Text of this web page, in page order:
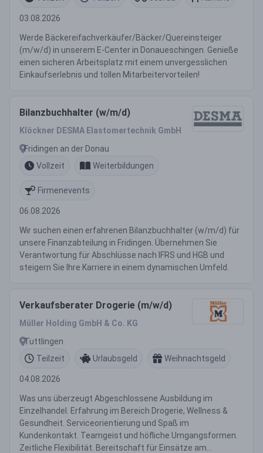
03.08.2026
Werde Bäckereifachverkäufer/Bäcker/Quereinsteiger
(m/w/d) in unserem E-Center in Donaueschingen. Genieße
einen sicheren Arbeitsplatz mit einem unvergesslichen
Einkaufserlebnis und tollen Mitarbeitervorteilen!
Bilanzbuchhalter (w/m/d)
Klöckner DESMA Elastomertechnik GmbH
Fridingen an der Donau
Vollzeit
Weiterbildungen
Firmenevents
06.08.2026
Wir suchen einen erfahrenen Bilanzbuchhalter (w/m/d) für
unsere Finanzabteilung in Fridingen. Übernehmen Sie
Verantwortung für Abschlüsse nach IFRS und HGB und
steigern Sie Ihre Karriere in einem dynamischen Umfeld.
Verkaufsberater Drogerie (m/w/d)
Müller Holding GmbH & Co. KG
Tuttlingen
Teilzeit
Urlaubsgeld Weihnachtsgeld
04.08.2026
Was uns überzeugt Abgeschlossene Ausbildung im
Einzelhandel. Erfahrung im Bereich Drogerie, Wellness &
Gesundheit. Serviceorientierung und Spaß im
Kundenkontakt. Teamgeist und höfliche Umgangsformen.
Zeitliche Flexibilität. Bereitschaft für Einsätze am...